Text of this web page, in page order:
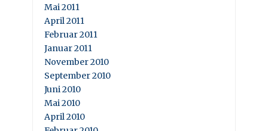
Mai 2011
April 2011
Februar 2011
Januar 2011
November 2010
September 2010
Juni 2010
Mai 2010
April 2010